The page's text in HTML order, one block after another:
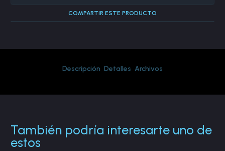
COMPARTIR ESTE PRODUCTO
Descripción Detalles Archivos
También podría interesarte uno de
estos